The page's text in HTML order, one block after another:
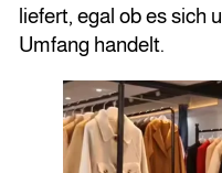
liefert, egal ob es sich
Umfang handelt.